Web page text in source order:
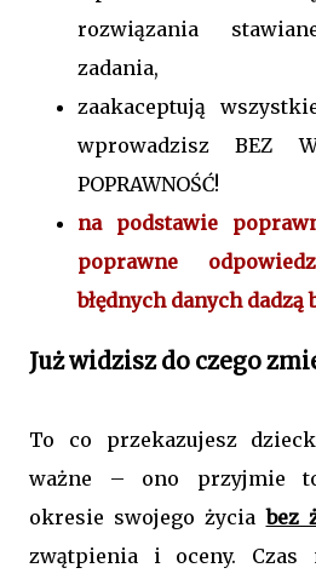
rozwiązania
zadania,
zaakaceptują
wprowadzisz BEZ
POPRAWNOŚĆ!
na podstawie
poprawne
błędnych danych dadzą
Już widzisz do czego
To co przekazujesz
ważne – ono przyjmie
okresie swojego życiabez
zwątpienia i oceny.